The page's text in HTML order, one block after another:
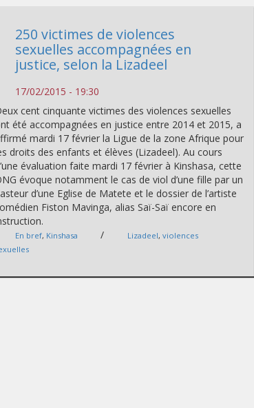
250 victimes de violences
sexuelles accompagnées en
justice, selon la Lizadeel
17/02/2015 - 19:30
cent cinquante victimes des violences sexuelles
été accompagnées en justice entre 2014 et 2015, a
mardi 17 février la Ligue de la zone Afrique pour
droits des enfants et élèves (Lizadeel). Au cours
évaluation faite mardi 17 février à Kinshasa, cette
évoque notamment le cas de viol d’une fille par un
d’une Eglise de Matete et le dossier de l’artiste
Fiston Mavinga, alias Saï-Saï encore en
En bref, Kinshasa / Lizadeel,violences